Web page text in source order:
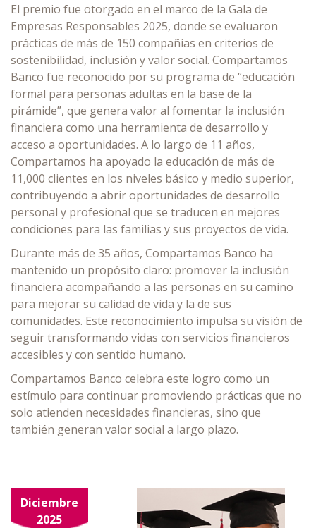
El premio fue otorgado en el marco de la Gala de
Empresas Responsables 2025, donde se evaluaron
prácticas de más de 150 compañías en criterios de
sostenibilidad, inclusión y valor social. Compartamos
Banco fue reconocido por su programa de “educación
formal para personas adultas en la base de la
pirámide”, que genera valor al fomentar la inclusión
financiera como una herramienta de desarrollo y
acceso a oportunidades. A lo largo de 11 años,
Compartamos ha apoyado la educación de más de
11,000 clientes en los niveles básico y medio superior,
contribuyendo a abrir oportunidades de desarrollo
personal y profesional que se traducen en mejores
condiciones para las familias y sus proyectos de vida.
Durante más de 35 años, Compartamos Banco ha
mantenido un propósito claro: promover la inclusión
financiera acompañando a las personas en su camino
para mejorar su calidad de vida y la de sus
comunidades. Este reconocimiento impulsa su visión de
seguir transformando vidas con servicios financieros
accesibles y con sentido humano.
Compartamos Banco celebra este logro como un
estímulo para continuar promoviendo prácticas que no
solo atienden necesidades financieras, sino que
también generan valor social a largo plazo.
Diciembre
2025